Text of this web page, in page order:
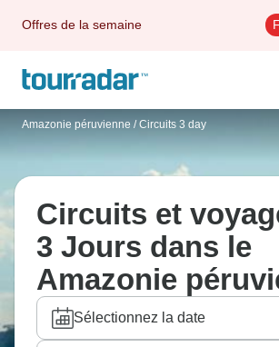
Offres de la semaine
Amazonie péruvienne / Circuits 3 day
Circuits et
3 Jours dans le
Amazonie
Sélectionnez la date